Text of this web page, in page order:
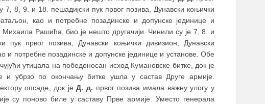
8, 9. и 18. пешадијски пук првог позива, Дунавски коњички
као и потребне позадинске и допунске јединице и
Рашића, био је нешто другачији. Чинили су је 7, 8. и
пук првог позива, Дунавски коњички дивизион, Дунавски
и потребне позадинске и допунске јединице и установе. Обе
утицала на победоносан исход Кумановске битке, док је
и убрзо по окончању битке ушла у састав Друге армије.
опсаде, док јеД. д. првог позива имала важну улогу у
су поново биле у саставу Прве армије. Уместо генерала